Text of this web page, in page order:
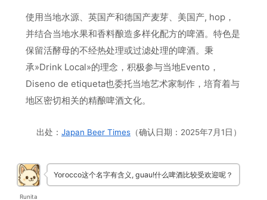
使用当地水源、英国产和德国产麦芽、美国产, hop，
并结合当地水果和香料酿造多样化配方的啤酒。特色是
保留活酵母的不经热处理或过滤处理的啤酒。秉
承»Drink Local»的理念，积极参与当地Evento，
Diseno de etiqueta也委托当地艺术家制作，培育着与
地区密切相关的精酿啤酒文化。
出处： Japan Beer Times （确认日期：2025年7月1日）
Runita
Yorocco这个名字有含义, guau!什么啤酒比较受欢迎呢？